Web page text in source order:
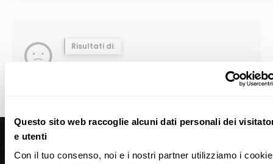
Questo sito web raccoglie alcuni dati personali dei
e utenti
Con il tuo consenso, noi e i nostri partner utilizziamo i cookie
Risultati di:
Con questo criterio non è stata trovata